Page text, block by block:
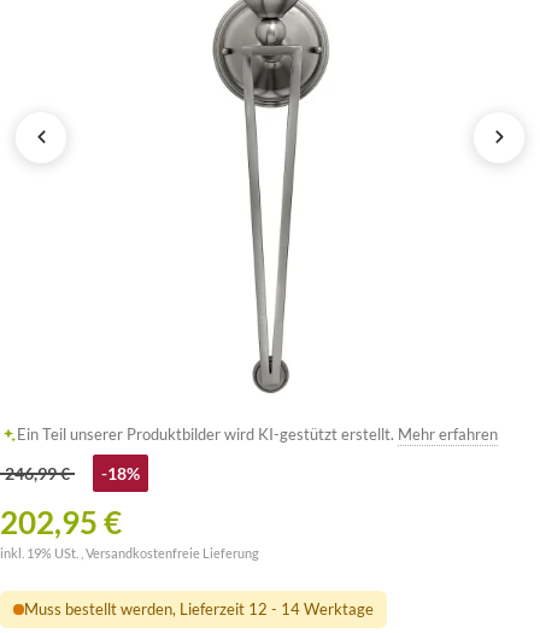
Ein Teil unserer Produktbilder wird KI-gestützt erstellt. Mehr erfahren
246,99 € -18%
202,95 €
inkl. 19% USt. , Versandkostenfreie Lieferung
Muss bestellt werden, Lieferzeit 12 - 14 Werktage